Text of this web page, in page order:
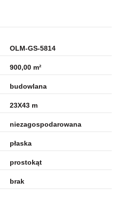
OLM-GS-5814
900,00 m²
budowlana
23X43 m
niezagospodarowana
płaska
prostokąt
brak